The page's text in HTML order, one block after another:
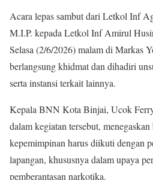
Acara lepas sambut dari Letkol Inf
M.I.P. kepada Letkol Inf Amirul
Selasa (2/6/2026) malam di Markas
berlangsung khidmat dan dihadiri
serta instansi terkait lainnya.
Kepala BNN Kota Binjai, Ucok
dalam kegiatan tersebut,
kepemimpinan harus diikuti dengan
lapangan, khususnya dalam upaya
pemberantasan narkotika.